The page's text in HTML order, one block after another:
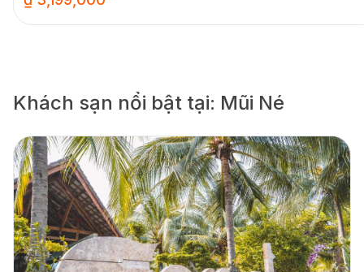
Khách sạn nổi bật tại: Mũi Né